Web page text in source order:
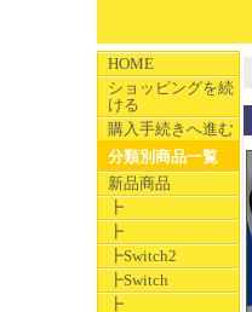
HOME
ショッピングを続
ける
購入手続きへ進む
分類別商品一覧
新品商品
┣
┣
┣Switch2
┣Switch
┣